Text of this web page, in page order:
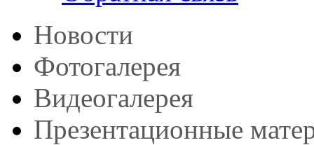
Новости
Фотогалерея
Видеогалерея
Презентационные